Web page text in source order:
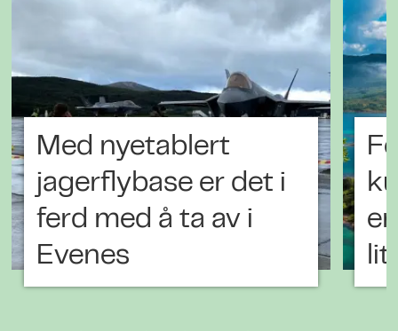
Med nyetablert
jagerflybase er det i
ferd med å ta av i
Evenes